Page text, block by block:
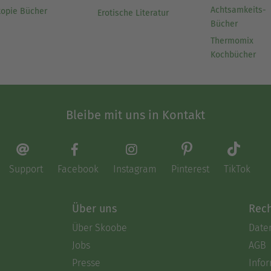
Bücher
Erotische Literatur
Achtsamkeits-
Bücher
Thermomix
Kochbücher
Bleibe mit uns in Kontakt
Support Facebook Instagram Pinterest TikTok
Über uns
Über Skoobe
Jobs
Presse
AGB